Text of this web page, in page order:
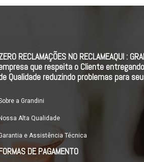
RECLAMAÇÕES NO RECLAMEAQUI :
que respeita o Cliente
Qualidade reduzindo problemas para
a Grandini
Alta Qualidade
e Assistência Técnica
DE PAGAMENTO